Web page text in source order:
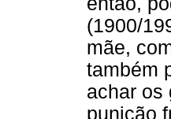
(1900/
mãe,
também
achar os
punição